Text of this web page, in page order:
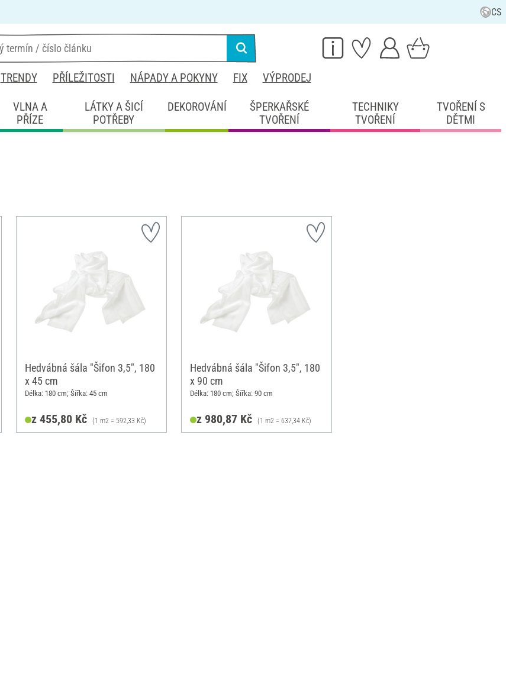
CS
TRENDY PŘÍLEŽITOSTI NÁPADY A POKYNY FIX VÝPRODEJ
VLNA A
PŘÍZE
LÁTKY A ŠICÍ
POTŘEBY
DEKOROVÁNÍ
ŠPERKAŘSKÉ
TVOŘENÍ
TECHNIKY
TVOŘENÍ
TVOŘENÍ S
DĚTMI
Hedvábná šála "Šifon 3,5", 180
x 45 cm
Délka: 180 cm; Šířka: 45 cm
z 455,80 Kč (1 m2 = 592,33 Kč)
Hedvábná šála "Šifon 3,5", 180
x 90 cm
Délka: 180 cm; Šířka: 90 cm
z 980,87 Kč (1 m2 = 637,34 Kč)